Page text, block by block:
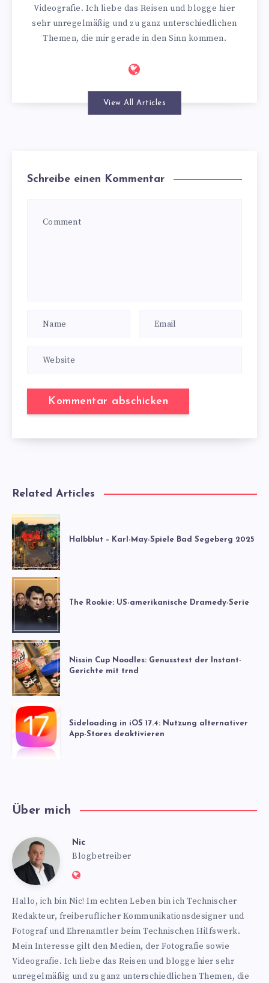
Videografie. Ich liebe das Reisen und blogge hier
sehr unregelmäßig und zu ganz unterschiedlichen
Themen, die mir gerade in den Sinn kommen.
View All Articles
Schreibe einen Kommentar
Related Articles
Halbblut – Karl-May-Spiele Bad Segeberg 2025
The Rookie: US-amerikanische Dramedy-Serie
Nissin Cup Noodles: Genusstest der Instant-
Gerichte mit trnd
Sideloading in iOS 17.4: Nutzung alternativer
App-Stores deaktivieren
Über mich
Nic Nic
Blogbetreiber
Website:
Hallo, ich bin Nic! Im echten Leben bin ich Technischer
Redakteur, freiberuflicher Kommunikationsdesigner und
Fotograf und Ehrenamtler beim Technischen Hilfswerk.
Mein Interesse gilt den Medien, der Fotografie sowie
Videografie. Ich liebe das Reisen und blogge hier sehr
unregelmäßig und zu ganz unterschiedlichen Themen, die